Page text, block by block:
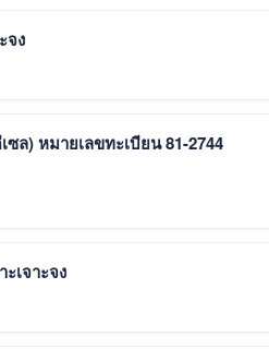
จง
ล) หมายเลขทะเบียน 81-2744
เจาะจง